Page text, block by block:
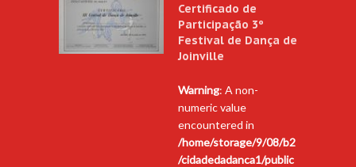
Certificado de
Participação 3º
Festival de Dança de
Joinville
Warning: A non-
numeric value
encountered in
/home/storage/9/08/b2
/cidadedadanca1/public